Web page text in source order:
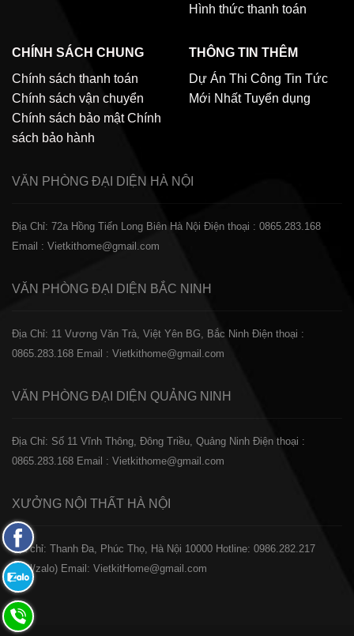
Hình thức thanh toán
CHÍNH SÁCH CHUNG
Chính sách thanh toán
Chính sách vận chuyển
Chính sách bảo mật Chính
sách bảo hành
THÔNG TIN THÊM
Dự Án Thi Công Tin Tức
Mới Nhất Tuyển dụng
VĂN PHÒNG ĐẠI DIỆN HÀ NỘI
Địa Chỉ: 72a Hồng Tiến Long Biên Hà Nội Điện thoại : 0865.283.168
Email : Vietkithome@gmail.com
VĂN PHÒNG ĐẠI DIỆN BẮC NINH
Địa Chỉ: 11 Vương Văn Trà, Việt Yên BG, Bắc Ninh Điện thoại :
0865.283.168 Email : Vietkithome@gmail.com
VĂN PHÒNG ĐẠI DIỆN QUẢNG NINH
Địa Chỉ: Số 11 Vĩnh Thông, Đông Triều, Quảng Ninh Điện thoại :
0865.283.168 Email : Vietkithome@gmail.com
XƯỞNG NỘI THẤT HÀ NỘI
️Địa chỉ: Thanh Đa, Phúc Thọ, Hà Nội 10000 Hotline: 0986.282.217
(Call/zalo) Email: VietkitHome@gmail.com
Fanpage
Facebook
Zalo:
0865.283.168
Hotline: